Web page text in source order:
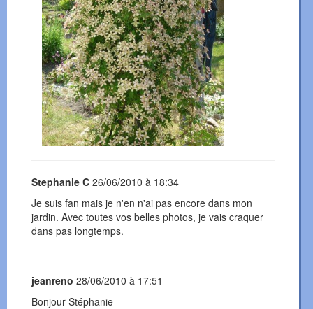
Stephanie C 26/06/2010 à 18:34
Je suis fan mais je n'en n'ai pas encore dans mon
jardin. Avec toutes vos belles photos, je vais craquer
dans pas longtemps.
jeanreno 28/06/2010 à 17:51
Bonjour Stéphanie